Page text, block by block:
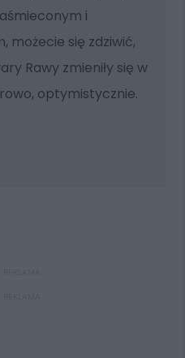
i
możecie się zdziwić,
Rawy zmieniły się w
optymistycznie.